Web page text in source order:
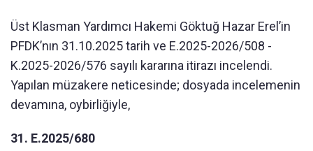
Üst Klasman Yardımcı Hakemi Göktuğ Hazar Erel’in
PFDK’nın 31.10.2025 tarih ve E.2025-2026/508 -
K.2025-2026/576 sayılı kararına itirazı incelendi.
Yapılan müzakere neticesinde; dosyada incelemenin
devamına, oybirliğiyle,
31. E.2025/680